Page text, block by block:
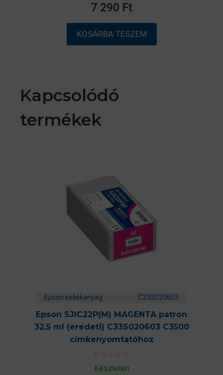
5
b
ő
l
7 290 Ft
KOSÁRBA TESZEM
Kapcsolódó
termékek
Epson kellékanyag C33S020603
Epson SJIC22P(M) MAGENTA patron
32.5 ml (eredeti) C33S020603 C3500
címkenyomtatóhoz
0
aKészleten